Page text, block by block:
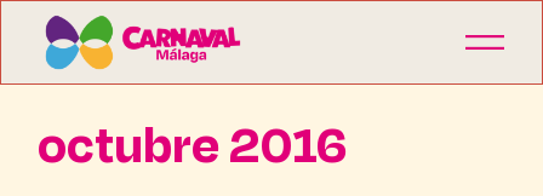
octubre 2016